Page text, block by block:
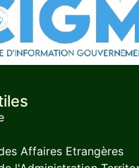
Affaires Etrangères